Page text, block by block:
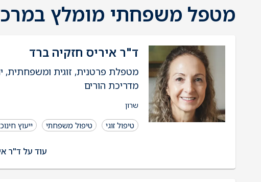
מטפל משפחתי מומלץ
ד"ר איריס חזקיה ברד
מטפלת פרטנית, זוגית ומשפחתית,
מדריכת הורים
שרון
טיפול זוגי טיפול משפחתי ייעוץ
עוד על ד"ר